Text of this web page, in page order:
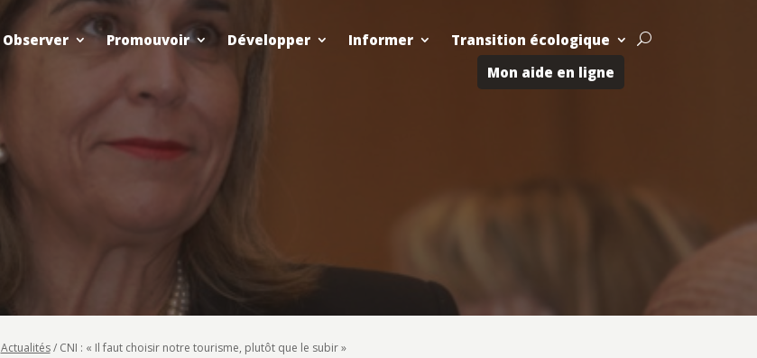
Observer Promouvoir Développer Informer
Transition écologique
Mon aide en ligne
U
Actualités/ CNI : « Il faut choisir notre tourisme, plutôt que le subir »